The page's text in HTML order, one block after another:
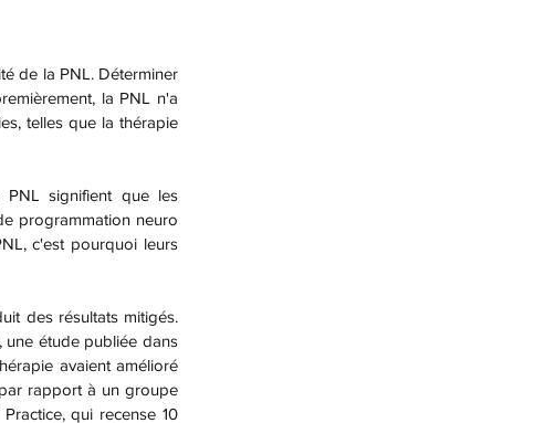
la PNL n'a
telles que la thérapie
programmation neuro
c'est pourquoi leurs
une étude publiée dans
avaient amélioré
rapport à un groupe
qui recense 10